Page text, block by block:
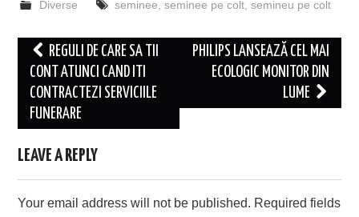
Diverse seminee seminee pe colt, semineu pe colt
Post
navigation
REGULI DE CARE SA TII
CONT ATUNCI CAND ITI
CONTRACTEZI SERVICIILE
FUNERARE
PHILIPS LANSEAZĂ CEL MAI
ECOLOGIC MONITOR DIN
LUME
LEAVE A REPLY
Your email address will not be published. Required fields